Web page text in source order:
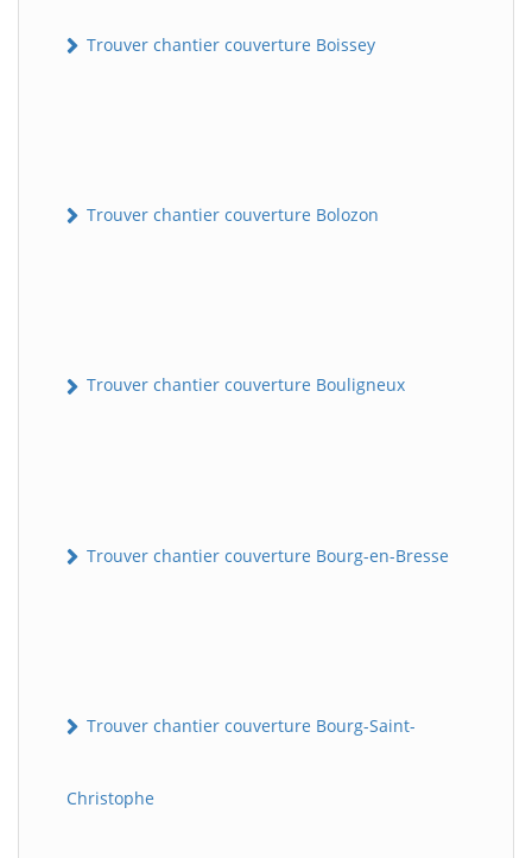
Trouver chantier couverture Boissey
Trouver chantier couverture Bolozon
Trouver chantier couverture Bouligneux
Trouver chantier couverture Bourg-en-Bresse
Trouver chantier couverture Bourg-Saint-
Christophe